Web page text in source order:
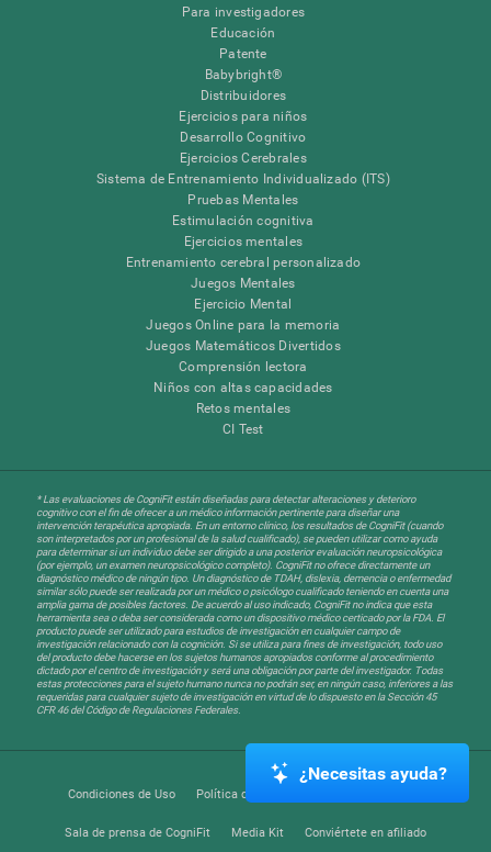
Para investigadores
Educación
Patente
Babybright®
Distribuidores
Ejercicios para niños
Desarrollo Cognitivo
Ejercicios Cerebrales
Sistema de Entrenamiento Individualizado (ITS)
Pruebas Mentales
Estimulación cognitiva
Ejercicios mentales
Entrenamiento cerebral personalizado
Juegos Mentales
Ejercicio Mental
Juegos Online para la memoria
Juegos Matemáticos Divertidos
Comprensión lectora
Niños con altas capacidades
Retos mentales
CI Test
* Las evaluaciones de CogniFit están diseñadas para detectar alteraciones y deterioro
cognitivo con el fin de ofrecer a un médico información pertinente para diseñar una
intervención terapéutica apropiada. En un entorno clínico, los resultados de CogniFit (cuando
son interpretados por un profesional de la salud cualificado), se pueden utilizar como ayuda
para determinar si un individuo debe ser dirigido a una posterior evaluación neuropsicológica
(por ejemplo, un examen neuropsicológico completo). CogniFit no ofrece directamente un
diagnóstico médico de ningún tipo. Un diagnóstico de TDAH, dislexia, demencia o enfermedad
similar sólo puede ser realizada por un médico o psicólogo cualificado teniendo en cuenta una
amplia gama de posibles factores. De acuerdo al uso indicado, CogniFit no indica que esta
herramienta sea o deba ser considerada como un dispositivo médico certicado por la FDA. El
producto puede ser utilizado para estudios de investigación en cualquier campo de
investigación relacionado con la cognición. Si se utiliza para fines de investigación, todo uso
del producto debe hacerse en los sujetos humanos apropiados conforme al procedimiento
dictado por el centro de investigación y será una obligación por parte del investigador. Todas
estas protecciones para el sujeto humano nunca no podrán ser, en ningún caso, inferiores a las
requeridas para cualquier sujeto de investigación en virtud de lo dispuesto en la Sección 45
CFR 46 del Código de Regulaciones Federales.
Condiciones de Uso Política de Privacidad
Sala de prensa de CogniFit Media Kit Conviértete en afiliado
¿Necesitas ayuda?